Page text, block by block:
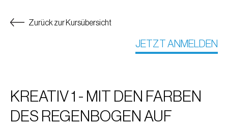
Zurück zur Kursübersicht
JETZT ANMELDEN
KREATIV 1 - MIT DEN FARBEN
DES REGENBOGEN AUF